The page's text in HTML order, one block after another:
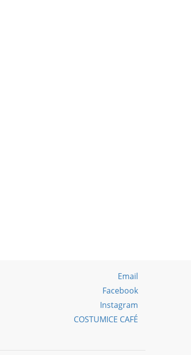
Email
Facebook
Instagram
COSTUMICE CAFÉ